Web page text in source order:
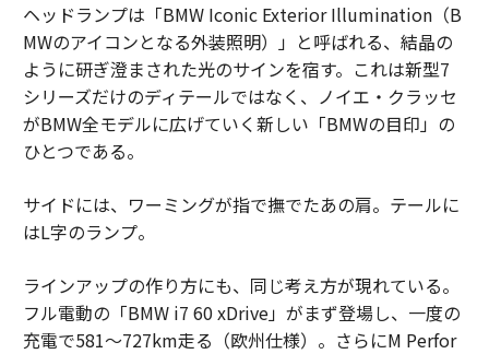
ヘッドランプは「BMW Iconic Exterior Illumination（B
MWのアイコンとなる外装照明）」と呼ばれる、結晶の
ように研ぎ澄まされた光のサインを宿す。これは新型7
シリーズだけのディテールではなく、ノイエ・クラッセ
がBMW全モデルに広げていく新しい「BMWの目印」の
ひとつである。
サイドには、ワーミングが指で撫でたあの肩。テールに
はL字のランプ。
ラインアップの作り方にも、同じ考え方が現れている。
フル電動の「BMW i7 60 xDrive」がまず登場し、一度の
充電で581〜727km走る（欧州仕様）。さらにM Perfor